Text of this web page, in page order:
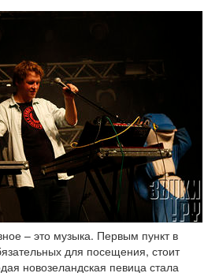
– это музыка. Первым пункт в
для посещения, стоит
новозеландская певица стала